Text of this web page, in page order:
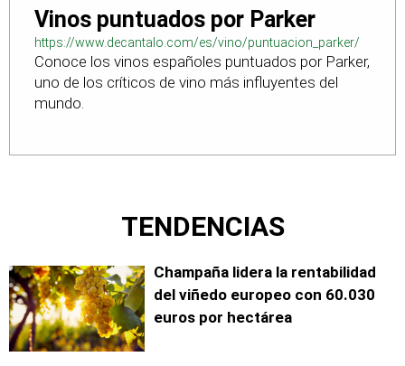
Vinos puntuados por Parker
https://www.decantalo.com/es/vino/puntuacion_parker/
Conoce los vinos españoles puntuados por Parker,
uno de los críticos de vino más influyentes del
mundo.
TENDENCIAS
Champaña lidera la rentabilidad
del viñedo europeo con 60.030
euros por hectárea